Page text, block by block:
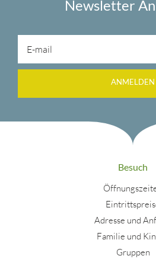
Newsletter
ANMELDEN
Besuch
Adresse und
Familie und
Gruppen